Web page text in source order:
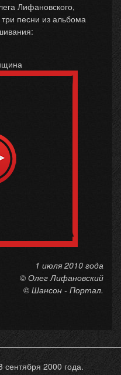
Лифановского,
песни из альбома
1 июля 2010 года
© Олег Лифановский
© Шансон - Портал.
сентября 2000 года.